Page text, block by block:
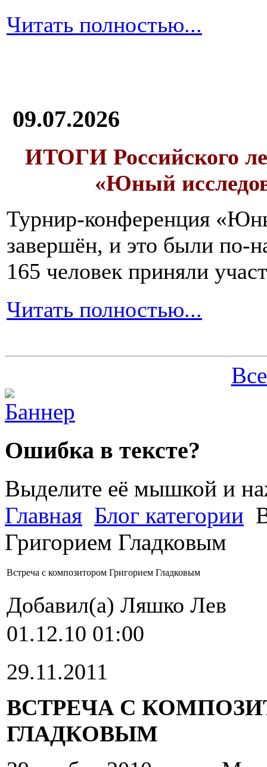
Читать полностью...
09.07.2026
ИТОГИ Российского
«Юный
Турнир-конференция
завершён, и это были по-
165 человек приняли
Читать полностью...
Ошибка в тексте?
Выделите её мышкой и
Главная Блог категории
Григорием Гладковым
Встреча с композитором Григорием Гладковым
Добавил(а) Ляшко Лев
01.12.10 01:00
29.11.2011
ВСТРЕЧА С
ГЛАДКОВЫМ